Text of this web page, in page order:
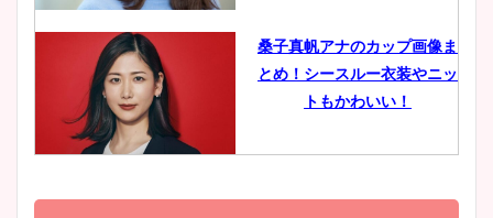
豊島実季アナのカップ画像ま
とめ！美脚や水着姿に年齢も
桑子真帆アナのカップ画像ま
とめ！シースルー衣装やニッ
トもかわいい！
小室瑛莉子のカップ画像まと